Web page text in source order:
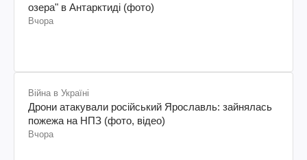
озера" в Антарктиді (фото)
Вчора
Війна в Україні
Дрони атакували російський Ярославль: зайнялась
пожежа на НПЗ (фото, відео)
Вчора